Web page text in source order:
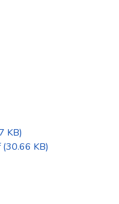
KB)
(30.66 KB)